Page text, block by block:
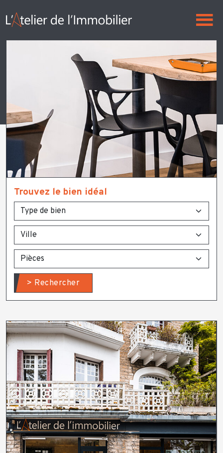
Trouvez le bien idéal
> Rechercher